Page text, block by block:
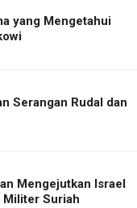
yang Mengetahui
Serangan Rudal dan
Mengejutkan Israel
Militer Suriah